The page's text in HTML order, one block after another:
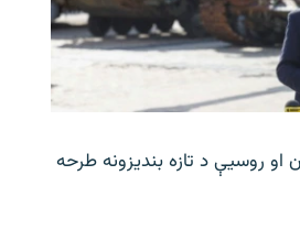
او روسیې د تازه بندیزونه طرحه